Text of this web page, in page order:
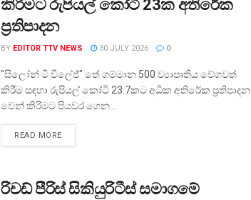
කිරීමට රුපියල් කෝටි 23ක අතිරේක
ප්‍රතිපාදන
BY EDITOR TTV NEWS 30 JULY 2026 0
"සිලෝන් ටී විලේජ්" තේ ගම්මාන 500 ව්‍යාපෘතිය වේගවත්
කිරීම සඳහා රුපියල් කෝටි 23.7කට අධික අතිරේක ප්‍රතිපාදන
වෙන් කිරීමට පියවර ගෙන...
READ MORE
රිචඩ් පීරිස් සිකියුරිටීස් සමාගමේ